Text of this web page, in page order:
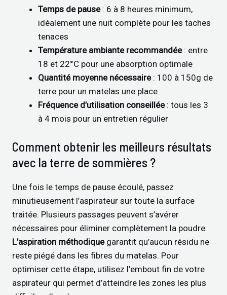
Temps de pause: 6 à 8 heures minimum,
idéalement une nuit complète pour les taches
tenaces
Température ambiante recommandée: entre
18 et 22°C pour une absorption optimale
Quantité moyenne nécessaire: 100 à 150g de
terre pour un matelas une place
Fréquence d’utilisation conseillée: tous les 3
à 4 mois pour un entretien régulier
Comment obtenir les meilleurs résultats
avec la terre de sommières ?
Une fois le temps de pause écoulé, passez
minutieusement l’aspirateur sur toute la surface
traitée. Plusieurs passages peuvent s’avérer
nécessaires pour éliminer complètement la poudre.
L’aspiration méthodiquegarantit qu’aucun résidu ne
reste piégé dans les fibres du matelas. Pour
optimiser cette étape, utilisez l’embout fin de votre
aspirateur qui permet d’atteindre les zones les plus